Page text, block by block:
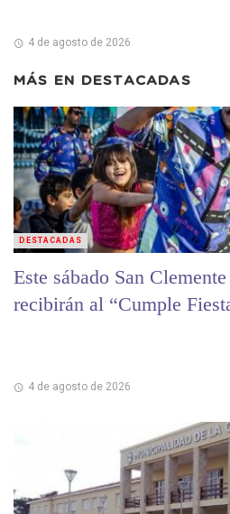
4 de agosto de 2026
MÁS EN DESTACADAS
Este sábado San
recibirán al “Cumple
4 de agosto de 2026
DESTACADAS